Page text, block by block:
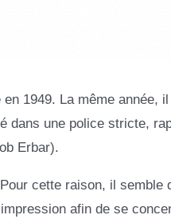
1949. La même année,
dans une police stricte,
Erbar).
cette raison, il semble
afin de se